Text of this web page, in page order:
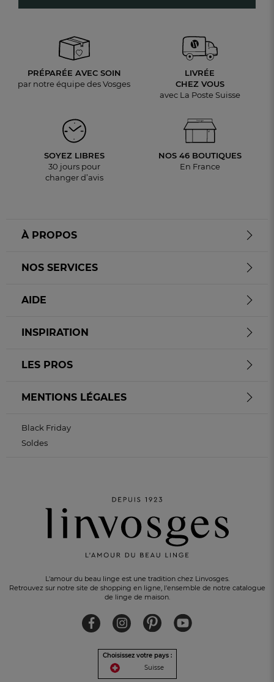
PRÉPARÉE AVEC SOIN
par notre équipe des Vosges
LIVRÉE
CHEZ VOUS
avec La Poste Suisse
SOYEZ LIBRES
30 jours pour
changer d’avis
NOS 46 BOUTIQUES
En France
L'amour du beau linge est une tradition chez Linvosges.
Retrouvez sur notre site de shopping en ligne, l'ensemble de notre catalogue
de linge de maison.
Choisissez votre pays :
Suisse
À PROPOS
NOS SERVICES
AIDE
INSPIRATION
LES PROS
MENTIONS LÉGALES
Black Friday
Soldes